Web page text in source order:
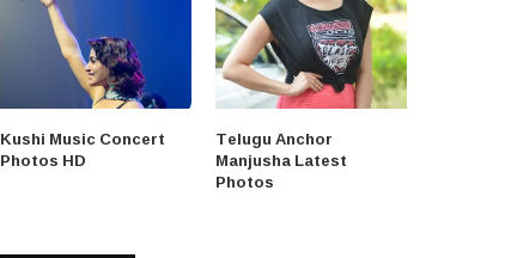
Kushi Music Concert
Photos HD
Telugu Anchor
Manjusha Latest
Photos